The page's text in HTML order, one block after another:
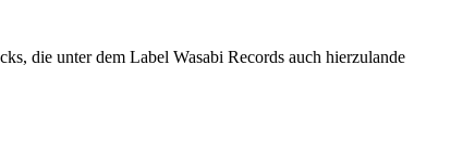
die unter dem Label Wasabi Records auch hierzulande